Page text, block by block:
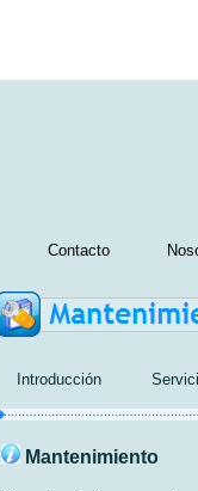
Contacto
Introducción
Mantenimiento